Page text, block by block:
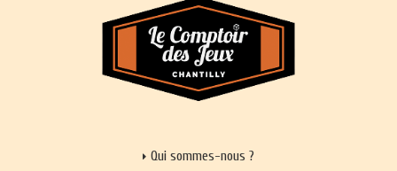
Qui sommes-nous ?